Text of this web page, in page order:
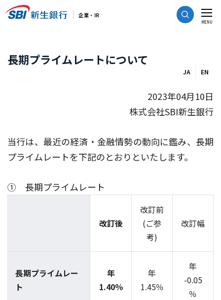
CLOSE
MENU
長期プライムレートについて
JA EN
2023年04月10日
株式会社SBI新生銀行
当行は、最近の経済・金融情勢の動向に鑑み、長期
プライムレートを下記のとおりといたします。
① 長期プライムレート
改訂後
改訂前
(ご参
考)
改訂幅
長期プライムレー
ト
年
1.40％
年
1.45％
年
-0.05
％
企業・IR